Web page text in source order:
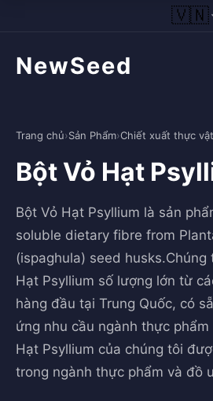
🇻🇳
NewSeed
Trang chủ›Sản Phẩm›Chiết xuất thực vật
Bột Vỏ Hạt
Bột Vỏ Hạt Psyllium là sản
soluble dietary fibre from
(ispaghula) seed husks.Chúng
Hạt Psyllium số lượng lớn từ
hàng đầu tại Trung Quốc, có
ứng nhu cầu ngành thực
Hạt Psyllium của chúng tôi
trong ngành thực phẩm và đồ